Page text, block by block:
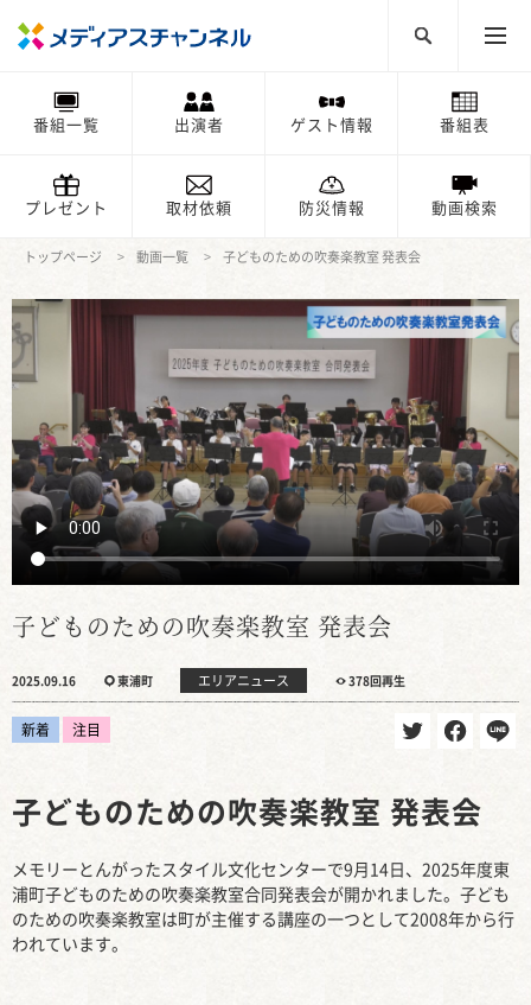
番組一覧 出演者 ゲスト情報 番組表
プレゼント 取材依頼 防災情報 動画検索
トップページ 動画一覧 子どものための吹奏楽教室 発表会
子どものための吹奏楽教室 発表会
2025.09.16 東浦町 エリアニュース 378回再生
新着 注目
子どものための吹奏楽教室 発表会
メモリーとんがったスタイル文化センターで9月14日、2025年度東
浦町子どものための吹奏楽教室合同発表会が開かれました。子ども
のための吹奏楽教室は町が主催する講座の一つとして2008年から行
われています。